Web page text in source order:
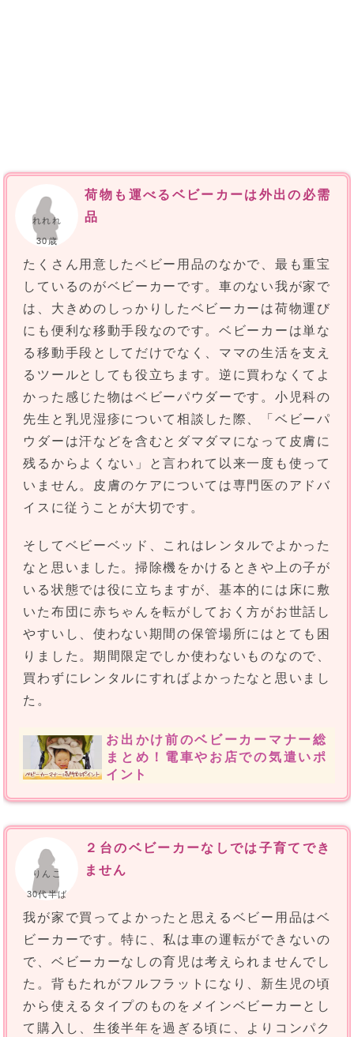
れれれ
30歳
荷物も運べるベビーカーは外出の必需
品
たくさん用意したベビー用品のなかで、最も重宝
しているのがベビーカーです。車のない我が家で
は、大きめのしっかりしたベビーカーは荷物運び
にも便利な移動手段なのです。ベビーカーは単な
る移動手段としてだけでなく、ママの生活を支え
るツールとしても役立ちます。逆に買わなくてよ
かった感じた物はベビーパウダーです。小児科の
先生と乳児湿疹について相談した際、「ベビーパ
ウダーは汗などを含むとダマダマになって皮膚に
残るからよくない」と言われて以来一度も使って
いません。皮膚のケアについては専門医のアドバ
イスに従うことが大切です。
そしてベビーベッド、これはレンタルでよかった
なと思いました。掃除機をかけるときや上の子が
いる状態では役に立ちますが、基本的には床に敷
いた布団に赤ちゃんを転がしておく方がお世話し
やすいし、使わない期間の保管場所にはとても困
りました。期間限定でしか使わないものなので、
買わずにレンタルにすればよかったなと思いまし
た。
お出かけ前のベビーカーマナー総
まとめ！電車やお店での気遣いポ
イント
りんこ
30代半ば
２台のベビーカーなしでは子育てでき
ません
我が家で買ってよかったと思えるベビー用品はベ
ビーカーです。特に、私は車の運転ができないの
で、ベビーカーなしの育児は考えられませんでし
た。背もたれがフルフラットになり、新生児の頃
から使えるタイプのものをメインベビーカーとし
て購入し、生後半年を過ぎる頃に、よりコンパク